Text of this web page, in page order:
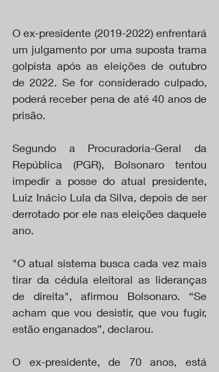
O ex-presidente (2019-2022) enfrentará
um julgamento por uma suposta trama
golpista após as eleições de outubro
de 2022. Se for considerado culpado,
poderá receber pena de até 40 anos de
prisão.
Segundo a Procuradoria-Geral da
República (PGR), Bolsonaro tentou
impedir a posse do atual presidente,
Luiz Inácio Lula da Silva, depois de ser
derrotado por ele nas eleições daquele
ano.
"O atual sistema busca cada vez mais
tirar da cédula eleitoral as lideranças
de direita", afirmou Bolsonaro. “Se
acham que vou desistir, que vou fugir,
estão enganados”, declarou.
O ex-presidente, de 70 anos, está